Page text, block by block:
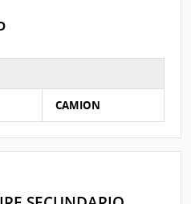
CAMION